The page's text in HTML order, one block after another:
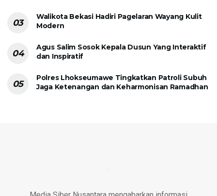
Walikota Bekasi Hadiri Pagelaran Wayang Kulit
Modern
Agus Salim Sosok Kepala Dusun Yang Interaktif
dan Inspiratif
Polres Lhokseumawe Tingkatkan Patroli Subuh
Jaga Ketenangan dan Keharmonisan Ramadhan